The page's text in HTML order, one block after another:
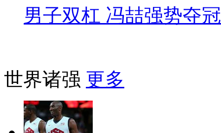
男子双杠 冯喆强势夺冠
世界诸强 更多